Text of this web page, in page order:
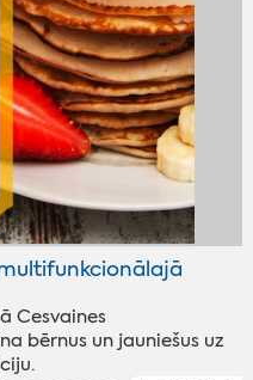
Cesvaines
bērnus un jauniešus uz